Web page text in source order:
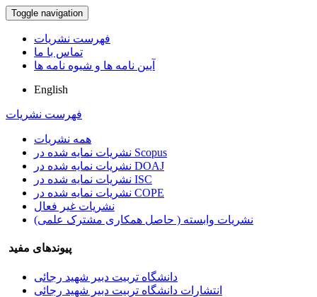
Toggle navigation
فهرست نشریات
تماس با ما
آیین نامه ها و شیوه نامه ها
English
فهرست نشریات
همه نشریات
نشریات نمایه شده در Scopus
نشریات نمایه شده در DOAJ
نشریات نمایه شده در ISC
نشریات نمایه شده در COPE
نشریات غیر فعال
نشریات وابسته ( حاصل همکاری مشترک علمی)
پیوندهای مفید
دانشگاه تربیت دبیر شهید رجائی
انتشارات دانشگاه تربیت دبیر شهید رجائی